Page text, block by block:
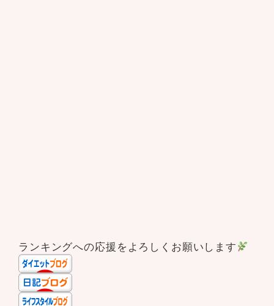
ランキングへの応援をよろしくお願いします